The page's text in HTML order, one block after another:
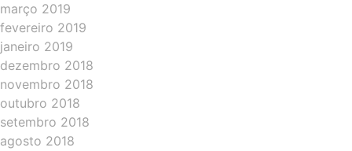
março 2019
fevereiro 2019
janeiro 2019
dezembro 2018
novembro 2018
outubro 2018
setembro 2018
agosto 2018